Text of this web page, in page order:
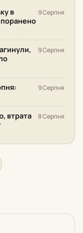
в
9 Серпня
9 Серпня
9 Серпня
втрата
8 Серпня